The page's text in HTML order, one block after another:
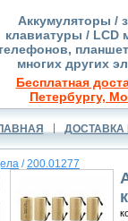
Аккумуляторы /
клавиатуры / LCD
многих других
Бесплатная
Петербургу,
ДОСТАВКА
/200.01277